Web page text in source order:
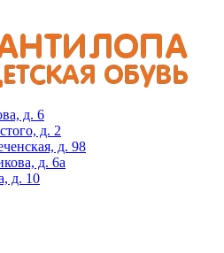
д. 6
д. 2
д. 98
д. 6а
д. 10